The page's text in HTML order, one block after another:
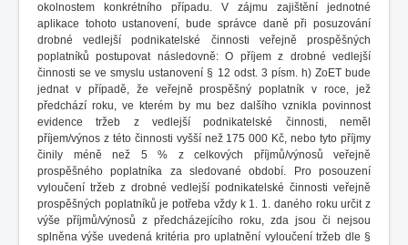
okolnostem konkrétního případu. V zájmu zajištění jednotné
aplikace tohoto ustanovení, bude správce daně při posuzování
drobné vedlejší podnikatelské činnosti veřejně prospěšných
poplatníků postupovat následovně: O příjem z drobné vedlejší
činnosti se ve smyslu ustanovení § 12 odst. 3 písm. h) ZoET bude
jednat v případě, že veřejně prospěšný poplatník v roce, jež
předchází roku, ve kterém by mu bez dalšího vznikla povinnost
evidence tržeb z vedlejší podnikatelské činnosti, neměl
příjem/výnos z této činnosti vyšší než 175 000 Kč, nebo tyto příjmy
činily méně než 5 % z celkových příjmů/výnosů veřejně
prospěšného poplatníka za sledované období. Pro posouzení
vyloučení tržeb z drobné vedlejší podnikatelské činnosti veřejně
prospěšných poplatníků je potřeba vždy k 1. 1. daného roku určit z
výše příjmů/výnosů z předcházejícího roku, zda jsou či nejsou
splněna výše uvedená kritéria pro uplatnění vyloučení tržeb dle §